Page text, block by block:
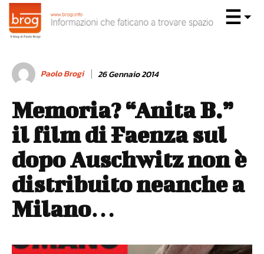
Paolo Brogi 26 Gennaio 2014
Memoria? “Anita B.”
il film di Faenza sul
dopo Auschwitz non è
distribuito neanche a
Milano…